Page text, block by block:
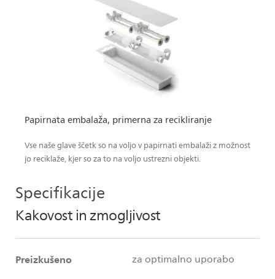
Papirnata embalaža, primerna za recikliranje
Vse naše glave ščetk so na voljo v papirnati embalaži z možnost
jo reciklaže, kjer so za to na voljo ustrezni objekti.
Specifikacije
Kakovost in zmogljivost
Preizkušeno za optimalno uporabo